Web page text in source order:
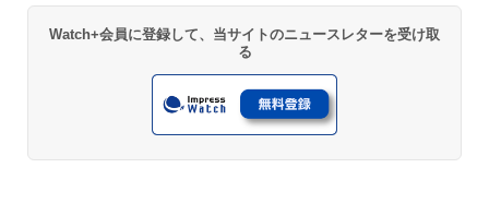
Watch+会員に登録して、当サイトのニュースレターを受け取
る